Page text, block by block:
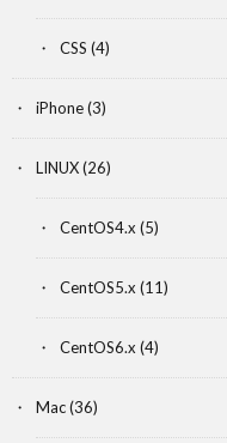
CSS (4)
iPhone(3)
LINUX(26)
CentOS4.x (5)
CentOS5.x (11)
CentOS6.x (4)
Mac(36)